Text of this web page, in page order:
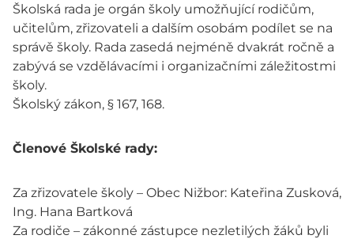
Školská rada je orgán školy umožňující rodičům,
učitelům, zřizovateli a dalším osobám podílet se na
správě školy. Rada zasedá nejméně dvakrát ročně a
zabývá se vzdělávacími i organizačními záležitostmi
školy.
Školský zákon, § 167, 168.
Členové Školské rady:
Za zřizovatele školy – Obec Nižbor: Kateřina Zusková,
Ing. Hana Bartková
Za rodiče – zákonné zástupce nezletilých žáků byli